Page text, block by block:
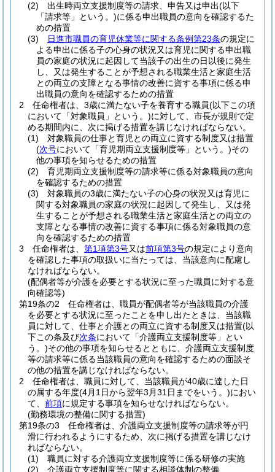
(2)
出生時両立支援制度等の請求、申告又は申出(以下
「請求等」という。)に係る申出職員の意向を確認するた
めの措置
(3)
日進市職員の育児休業等に関する条例第23条の規定に
よる申出に係る子の心身の状況又は育児に関する申出職
員の家庭の状況に起因して当該子の出生の日以後に発生
し、又は発生することが予想される職業生活と家庭生活
との両立の支障となる事情の改善に資する事項に係る申
出職員の意向を確認するための措置
2
任命権者は、3歳に満たない子を養育する職員(以下この項
において「対象職員」という。)に対して、市長が規則で定
める期間内に、次に掲げる措置を講じなければならない。
(1)
対象職員の仕事と育児との両立に資する制度又は措置
(次号において「育児期両立支援制度等」という。)その
他の事項を知らせるための措置
(2)
育児期両立支援制度等の請求等に係る対象職員の意向
を確認するための措置
(3)
対象職員の3歳に満たない子の心身の状況又は育児に
関する対象職員の家庭の状況に起因して発生し、又は発
生することが予想される職業生活と家庭生活との両立の
支障となる事情の改善に資する事項に係る対象職員の意
向を確認するための措置
3
任命権者は、 第1項第3号又は前項第3号の規定により意向
を確認した事項の取扱いに当たっては、当該意向に配慮し
なければならない。
(配偶者等が介護を必要とする状況に至った職員に対する意
向確認等)
第19条の2
任命権者は、職員が配偶者等が当該職員の介護
を必要とする状況に至ったことを申し出たときは、当該職
員に対して、仕事と介護との両立に資する制度又は措置(以
下この条及び次条において「介護両立支援制度等」とい
う。)その他の事項を知らせるとともに、介護両立支援制度
等の請求等に係る当該職員の意向を確認するための面談そ
の他の措置を講じなければならない。
2
任命権者は、職員に対して、当該職員が40歳に達した日
の属する年度(4月1日から翌年3月31日までをいう。)におい
て、 前項に規定する事項を知らせなければならない。
(勤務環境の整備に関する措置)
第19条の3
任命権者は、介護両立支援制度等の請求等が円
滑に行われるようにするため、次に掲げる措置を講じなけ
ればならない。
(1)
職員に対する介護両立支援制度等に係る研修の実施
(2)
介護両立支援制度等に関する相談体制の整備